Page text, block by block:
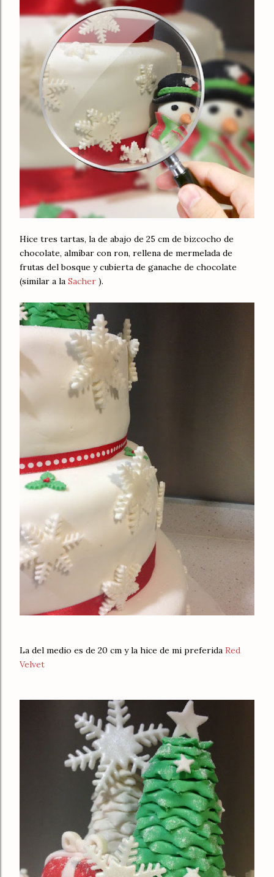
Hice tres tartas, la de abajo de 25 cm de bizcocho de
chocolate, almíbar con ron, rellena de mermelada de
frutas del bosque y cubierta de ganache de chocolate
(similar a la Sacher ).
La del medio es de 20 cm y la hice de mi preferida Red
Velvet